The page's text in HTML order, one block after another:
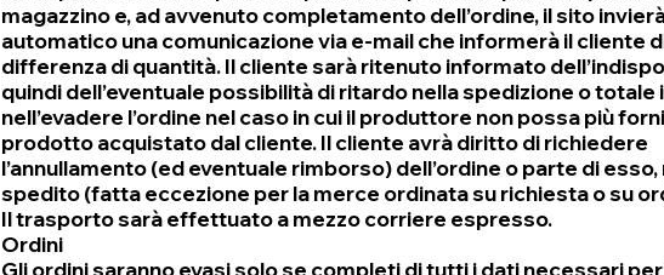
magazzino e, ad avvenuto completamento dell’ordine, il sito
automatico una comunicazione via e-mail che informerà il cliente
differenza di quantità. Il cliente sarà ritenuto informato
quindi dell’eventuale possibilità di ritardo nella spedizione o
nell’evadere l’ordine nel caso in cui il produttore non possa più
prodotto acquistato dal cliente. Il cliente avrà diritto di richiedere
l’annullamento (ed eventuale rimborso) dell’ordine o parte di
spedito (fatta eccezione per la merce ordinata su richiesta o su
Il trasporto sarà effettuato a mezzo corriere espresso.
Ordini